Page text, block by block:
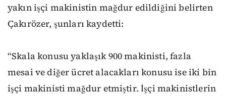
yakın işçi makinistin mağdur edildiğini belirten
Çakırözer, şunları kaydetti:
“Skala konusu yaklaşık 900 makinisti, fazla
mesai ve diğer ücret alacakları konusu ise iki bin
işçi makinisti mağdur etmiştir. İşçi makinistlerin